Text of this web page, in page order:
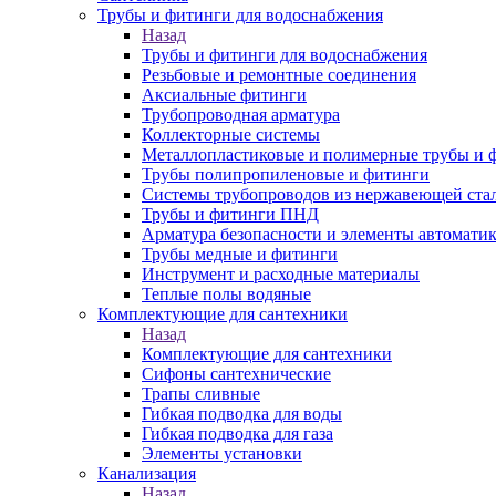
Трубы и фитинги для водоснабжения
Назад
Трубы и фитинги для водоснабжения
Резьбовые и ремонтные соединения
Аксиальные фитинги
Трубопроводная арматура
Коллекторные системы
Металлопластиковые и полимерные трубы и
Трубы полипропиленовые и фитинги
Системы трубопроводов из нержавеющей
Трубы и фитинги ПНД
Арматура безопасности и элементы
Трубы медные и фитинги
Инструмент и расходные материалы
Теплые полы водяные
Комплектующие для сантехники
Назад
Комплектующие для сантехники
Сифоны сантехнические
Трапы сливные
Гибкая подводка для воды
Гибкая подводка для газа
Элементы установки
Канализация